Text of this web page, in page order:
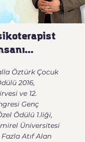
Öztürk Çocuk
2016,
ve 12.
Genç
Ödülü 1.liği,
Üniversitesi
Fazla Atıf Alan